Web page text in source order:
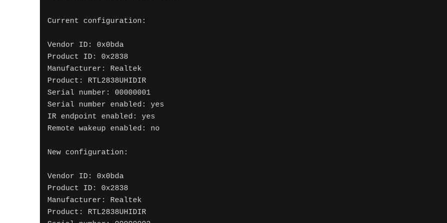
82
  iManufacturer           1 Realtek
84
  iSerial                 3 00000001
85
  bNumConfigurations      1
86
  Configuration Descriptor:
87
    bLength                 9
88
    bDescriptorType         2
89
    wTotalLength       0x0022
90
    bNumInterfaces          2
91
    bConfigurationValue     1
93
    bmAttributes         0x80
95
    MaxPower              500mA
96
    Interface Descriptor:
97
      bLength                 9
98
      bDescriptorType         4
Current configuration:
Vendor ID: 0x0bda
Product ID: 0x2838
Manufacturer: Realtek
Product: RTL2838UHIDIR
Serial number: 00000001
Serial number enabled: yes
IR endpoint enabled: yes
Remote wakeup enabled: no
New configuration:
Vendor ID: 0x0bda
Product ID: 0x2838
Manufacturer: Realtek
Product: RTL2838UHIDIR